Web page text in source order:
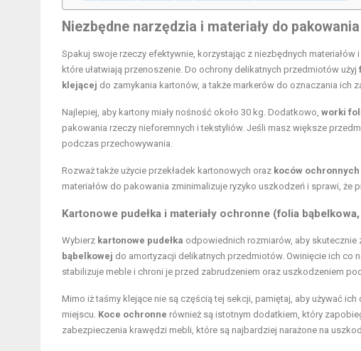
Niezbędne narzędzia i materiały do
Spakuj swoje rzeczy efektywnie, korzystając z niezbędnych materiałów
które ułatwiają przenoszenie. Do ochrony delikatnych przedmiotów użyj
klejącej do zamykania kartonów, a także markerów do oznaczania ich
Najlepiej, aby kartony miały nośność około 30 kg. Dodatkowo, worki
pakowania rzeczy nieforemnych i tekstyliów. Jeśli masz większe
podczas przechowywania.
Rozważ także użycie przekładek kartonowych oraz koców ochronnych
materiałów do pakowania zminimalizuje ryzyko uszkodzeń i sprawi, że
Kartonowe pudełka i materiały ochronne (folia
Wybierz kartonowe pudełka odpowiednich rozmiarów, aby
bąbelkowej do amortyzacji delikatnych przedmiotów. Owinięcie ich
stabilizuje meble i chroni je przed zabrudzeniem oraz uszkodzeniem
Mimo iż taśmy klejące nie są częścią tej sekcji, pamiętaj, aby używać
miejscu. Koce ochronne również są istotnym dodatkiem, który
zabezpieczenia krawędzi mebli, które są najbardziej narażone na